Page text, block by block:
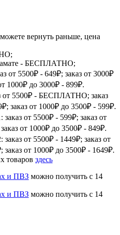
вернуть раньше, цена
- БЕСПЛАТНО;
от 5500₽ - 649₽; заказ от 3000₽
1000₽ до 3000₽ - 899₽.
от 5500₽ - БЕСПЛАТНО; заказ
заказ от 1000₽ до 3500₽ - 599₽.
от 5500₽ - 599₽; заказ от
от 1000₽ до 3500₽ - 849₽.
от 5500₽ - 1449₽; заказ от
от 1000₽ до 3500₽ - 1649₽.
товаров здесь
и ПВЗ можно получить с 14
и ПВЗ можно получить с 14